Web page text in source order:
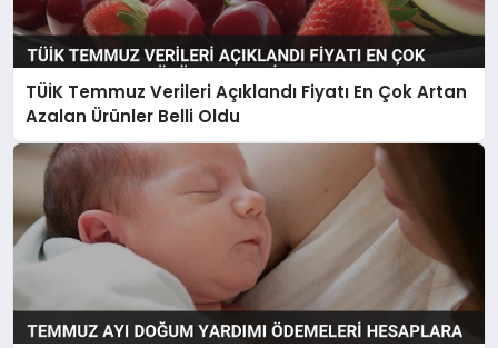
TÜİK Temmuz Verileri Açıklandı Fiyatı En Çok Artan
Azalan Ürünler Belli Oldu